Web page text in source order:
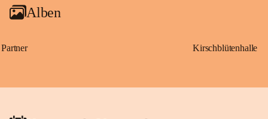
Alben
Partner Kirschblütenhalle